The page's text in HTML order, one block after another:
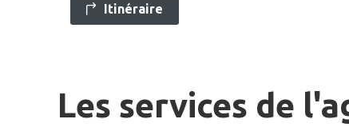
Itinéraire
Les services de